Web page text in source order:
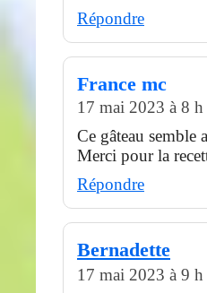
Répondre
France mc
17 mai 2023 à 8
Ce gâteau
Merci pour la
Répondre
Bernadette
17 mai 2023 à 9